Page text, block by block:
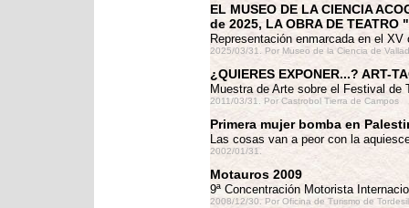
EL MUSEO DE LA CIENCIA
de 2025, LA OBRA DE TEATRO
Representación enmarcada en el
2025/03/31. Por Museo de la Ciencia de
¿QUIERES EXPONER...? ART-
Muestra de Arte sobre el Festival de
2011/03/31. Por Castrobol Tierra de Campos
Primera mujer bomba en
Las cosas van a peor con la
2002/01/31.
Motauros 2009
9ª Concentración Motorista
2008/12/30. Por Oficina de Turismo de